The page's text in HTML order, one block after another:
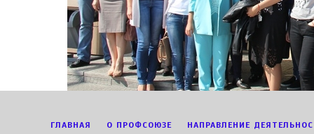
ГЛАВНАЯ О ПРОФСОЮЗЕ НАПРАВЛЕНИЕ